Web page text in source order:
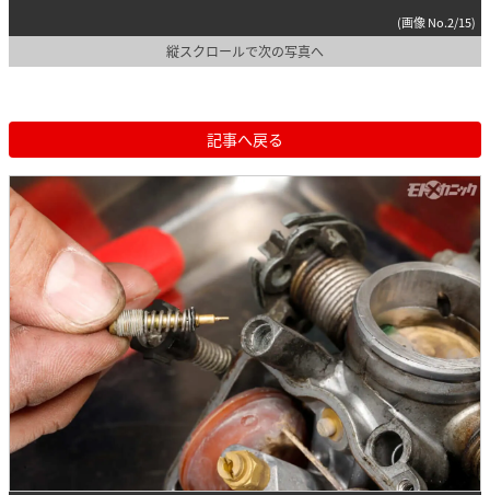
(画像 No.2/15)
縦スクロールで次の写真へ
記事へ戻る